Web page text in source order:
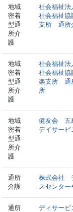
地域
密着
型通
所介
護
社会福祉
社会福祉
支所 通所
地域
密着
型通
所介
護
社会福祉
社会福祉
楽支所 通
所
地域
密着
型通
所介
護
健友会 五
デイサービ
通所
介護
株式会社
スセンター
通所
ディサービ